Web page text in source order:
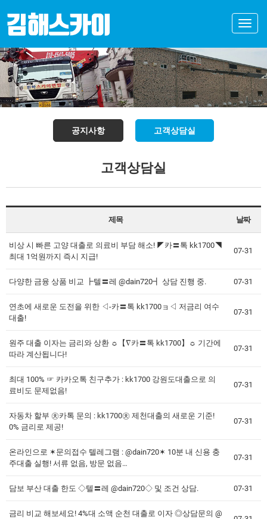
Toggle
공지사항 고객상담실
고객상담실
제목 날짜
비상 시 빠른 고양 대출로 의료비 부담 해소! ◤카〓톡 kk1700◥
최대 1억원까지 즉시 지급!
07-31
다양한 금융 상품 비교 ┣텔〓레 @dain720┫ 상담 진행 중. 07-31
연초에 새로운 도전을 위한 ◁-카〓톡 kk1700ョ◁ 저금리 여수
대출!
07-31
원주 대출 이자는 금리와 상환 ☼【∇카〓톡 kk1700】☼ 기간에
따라 계산됩니다!
07-31
최대 100% ☞ 카카오톡 친구추가 : kk1700 강원도대출으로 의
료비도 문제없음!
07-31
자동차 할부 ㉩카톡 문의 : kk1700㉩ 제천대출의 새로운 기준!
0% 금리로 제공!
07-31
온라인으로 ✶문의접수 텔레그램 : @dain720✶ 10분 내 신용 충
주대출 실행! 서류 없음, 방문 없음…
07-31
담보 부산 대출 한도 ◇텔〓레 @dain720◇ 및 조건 상담. 07-31
금리 비교 해보세요! 4%대 소액 순천 대출로 이자 ◎상담문의 @